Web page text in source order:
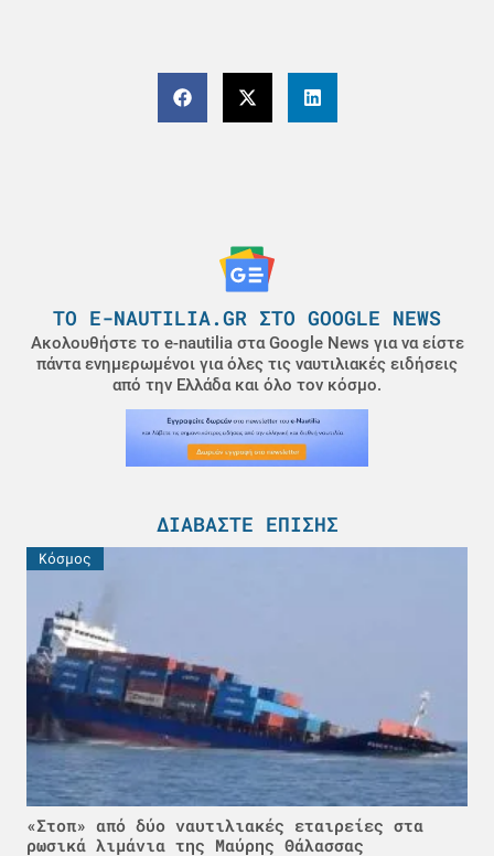
ΤΟ E-NAUTILIA.GR ΣΤΟ GOOGLE NEWS
Ακολουθήστε το e-nautilia στα Google News για να είστε
πάντα ενημερωμένοι για όλες τις ναυτιλιακές ειδήσεις
από την Ελλάδα και όλο τον κόσμο.
ΔΙΑΒΆΣΤΕ ΕΠΊΣΗΣ
Κόσμος
«Στοπ» από δύο ναυτιλιακές εταιρείες στα
ρωσικά λιμάνια της Μαύρης Θάλασσας